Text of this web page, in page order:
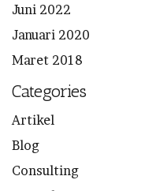
Juni 2022
Januari 2020
Maret 2018
Categories
Artikel
Blog
Consulting